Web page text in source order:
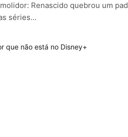
Renascido quebrou um
séries…